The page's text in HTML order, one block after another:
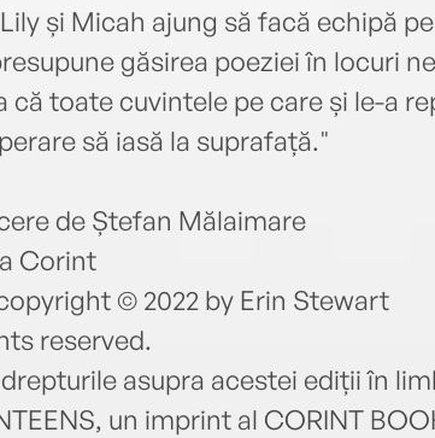
și Micah ajung să facă echipă
găsirea poeziei în locuri
că toate cuvintele pe care și le-a
să iasă la suprafață."
de Ștefan Mălaimare
Corint
© 2022 by Erin Stewart
reserved.
asupra acestei ediții în
un imprint al CORINT